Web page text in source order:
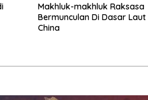
Makhluk-makhluk Raksasa
Bermunculan Di Dasar Laut
China